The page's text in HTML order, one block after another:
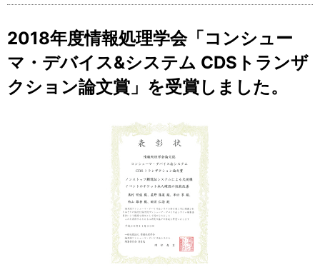
2018年度情報処理学会「コンシュー
マ・デバイス&システム CDSトランザ
クション論文賞」を受賞しました。